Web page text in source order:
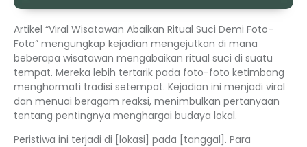
Artikel “Viral Wisatawan Abaikan Ritual Suci Demi Foto-
Foto” mengungkap kejadian mengejutkan di mana
beberapa wisatawan mengabaikan ritual suci di suatu
tempat. Mereka lebih tertarik pada foto-foto ketimbang
menghormati tradisi setempat. Kejadian ini menjadi viral
dan menuai beragam reaksi, menimbulkan pertanyaan
tentang pentingnya menghargai budaya lokal.
Peristiwa ini terjadi di [lokasi] pada [tanggal]. Para